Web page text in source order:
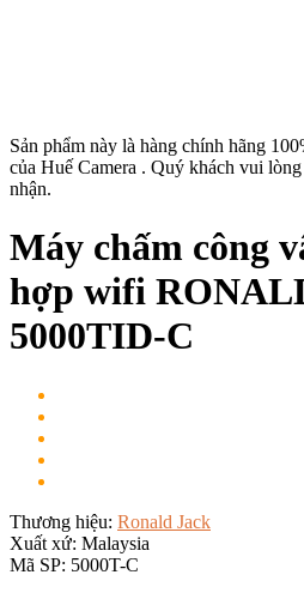
Sản phẩm này là hàng chính hãng
của Huế Camera . Quý khách vui
nhận.
Máy chấm công
hợp wifi
5000TID-C
Thương hiệu: Ronald Jack
Xuất xứ: Malaysia
Mã SP: 5000T-C